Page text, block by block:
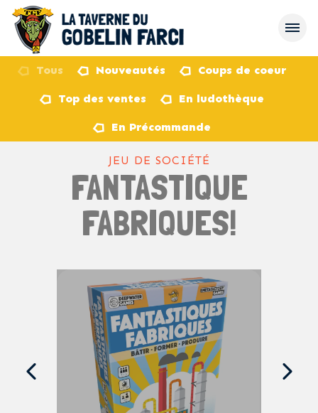
Tous Nouveautés Coups de coeur
Top des ventes En ludothèque
En Précommande
JEU DE SOCIÉTÉ
FANTASTIQUE
FABRIQUES!